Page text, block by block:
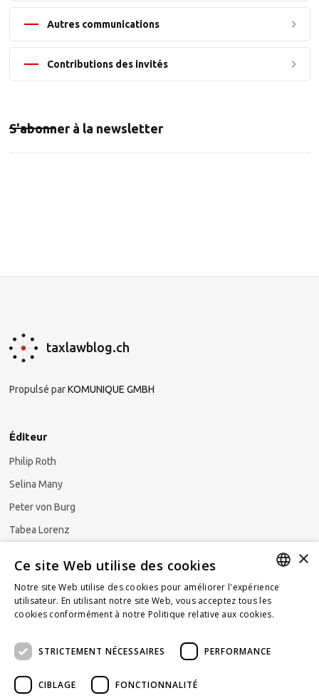
Autres communications
Contributions des invités
S'abonner à la newsletter
taxlawblog.ch
Propulsé parKOMUNIQUE GMBH
Éditeur
Philip Roth
Selina Many
Peter von Burg
Tabea Lorenz
S'abonner à la newsletter
GERMAN
FRENCH
×
Ce site Web utilise des cookies
Notre site Web utilise des cookies pour améliorer l'expérience
utilisateur. En utilisant notre site Web, vous acceptez tous les
cookies conformément à notre Politique relative aux cookies.
STRICTEMENT NÉCESSAIRES
PERFORMANCE
CIBLAGE FONCTIONNALITÉ